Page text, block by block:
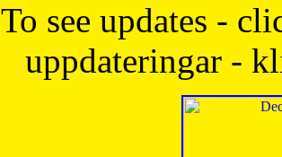
To see updates -
uppdateringar -